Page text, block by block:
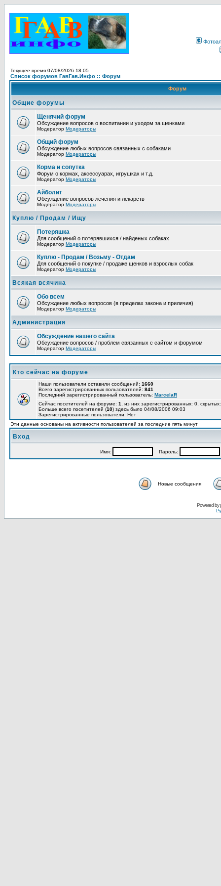
Текущее время 07/08/2026 18:05
Список форумов ГавГав.Инфо :: Форум
Форум
Общие форумы
Щенячий форум
Обсуждение вопросов о воспитании и уходом за щенками
Модератор Модераторы
Общий форум
Обсуждение любых вопросов связанных с собаками
Модератор Модераторы
Корма и сопутка
Форум о кормах, аксессуарах, игрушках и т.д.
Модератор Модераторы
Айболит
Обсуждение вопросов лечения и лекарств
Модератор Модераторы
Куплю / Продам / Ищу
Потеряшка
Для сообщений о потерявшихся / найденых собаках
Модератор Модераторы
Куплю - Продам / Возьму - Отдам
Для сообщений о покупке / продаже щенков и взрослых собак
Модератор Модераторы
Всякая всячина
Обо всем
Обсуждение любых вопросов (в пределах закона и приличия)
Модератор Модераторы
Администрация
Обсуждение нашего сайта
Обсуждение вопросов / проблем связанных с сайтом и форумом
Модератор Модераторы
Кто сейчас на форуме
Наши пользователи оставили сообщений: 1660
Всего зарегистрированных пользователей: 841
Последний зарегистрированный пользователь: MarcelaR
Сейчас посетителей на форуме: 1
, из них зарегистрированных: 0,
Больше всего посетителей (10) здесь было 04/08/2006 09:03
Зарегистрированные пользователи: Нет
Эти данные основаны на активности пользователей за последние пять минут
Вход
Имя: Пароль:
Новые сообщения
Powered by